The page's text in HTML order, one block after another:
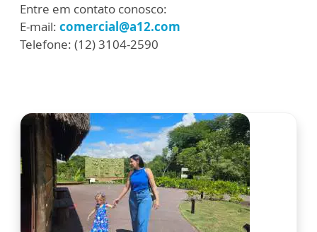
Entre em contato conosco:
E-mail: comercial@a12.com
Telefone: (12) 3104-2590